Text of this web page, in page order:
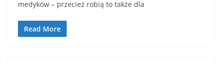
medyków – przecież robią to także dla
Read More